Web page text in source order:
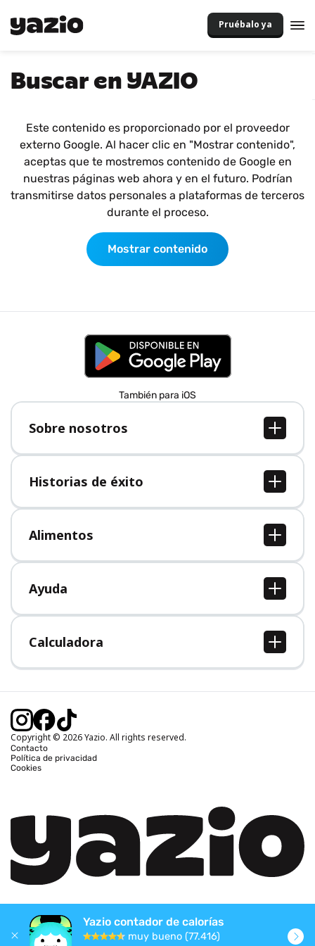
Pruébalo ya
Buscar en YAZIO
Este contenido es proporcionado por el proveedor
externo Google. Al hacer clic en "Mostrar contenido",
aceptas que te mostremos contenido de Google en
nuestras páginas web ahora y en el futuro. Podrían
transmitirse datos personales a plataformas de terceros
durante el proceso.
Mostrar contenido
También para iOS
Sobre nosotros
Sobre nosotros
Empleo
Prensa
Historias de éxito
Todas las historias de éxito
Alimentos
Todos los alimentos
Ayuda
Centro de ayuda
Calculadora
Calcular IMC
Calcular peso ideal
Calcular calorías quemadas
Copyright © 2026 Yazio. All rights reserved.
Contacto
Política de privacidad
Cookies
Yazio contador de calorías
muy bueno (77.416)